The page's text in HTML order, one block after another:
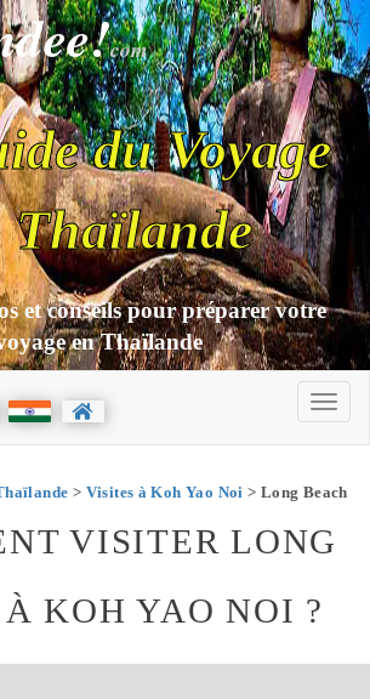
com
du Voyage
Thaïlande
et conseils pour préparer votre
en Thaïlande
> Visites à Koh Yao Noi > Long Beach
VISITER LONG
KOH YAO NOI ?